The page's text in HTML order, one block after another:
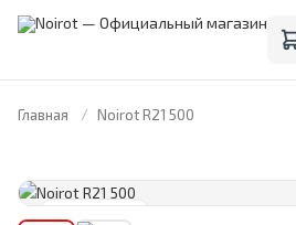
Главная Noirot R21 500
FRANCE · 1946